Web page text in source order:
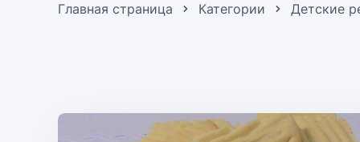
Главная страница Категории Детские